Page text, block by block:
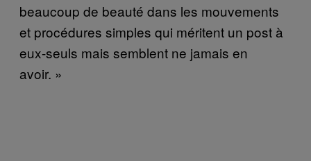
beaucoup de beauté dans les mouvements
et procédures simples qui méritent un post à
eux-seuls mais semblent ne jamais en
avoir. »